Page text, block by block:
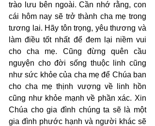
trào lưu bên ngoài. Cần nhớ rằng, con
cái hôm nay sẽ trở thành cha mẹ trong
tương lai. Hãy tôn trọng, yêu thương và
làm điều tốt nhất để đem lại niềm vui
cho cha mẹ. Cũng đừng quên cầu
nguyện cho đời sống thuộc linh cũng
như sức khỏe của cha mẹ để Chúa ban
cho cha mẹ thịnh vượng về linh hồn
cũng như khỏe mạnh về phần xác. Xin
Chúa cho gia đình chúng ta sẽ là một
gia đình phước hạnh và người khác sẽ